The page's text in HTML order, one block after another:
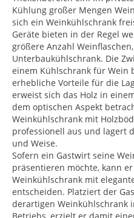
Kühlung großer Mengen
sich ein Weinkühlschrank
Geräte bieten in der Regel
größere Anzahl
Unterbaukühlschrank. Die
einem Kühlschrank für Wein
erhebliche Vorteile für die
erweist sich das Holz in
dem optischen Aspekt
Weinkühlschrank mit
professionell aus und lagert
und Weise.
Sofern ein Gastwirt seine
präsentieren möchte, kann
Weinkühlschrank mit
entscheiden. Platziert der
derartigen Weinkühlschrank